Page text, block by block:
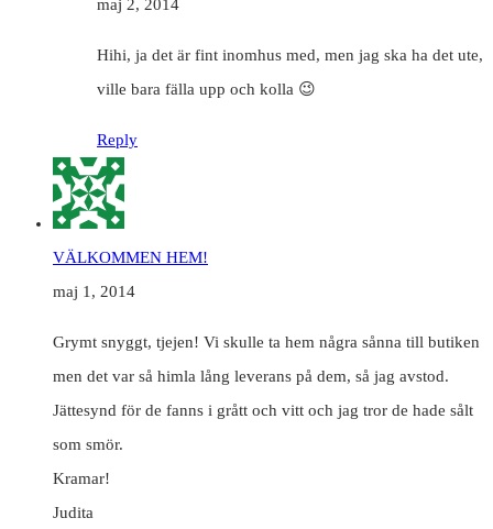
maj 2, 2014
Hihi, ja det är fint inomhus med, men jag ska ha det ute,
ville bara fälla upp och kolla 😉
Reply
VÄLKOMMEN HEM!
maj 1, 2014
Grymt snyggt, tjejen! Vi skulle ta hem några sånna till butiken
men det var så himla lång leverans på dem, så jag avstod.
Jättesynd för de fanns i grått och vitt och jag tror de hade sålt
som smör.
Kramar!
Judita